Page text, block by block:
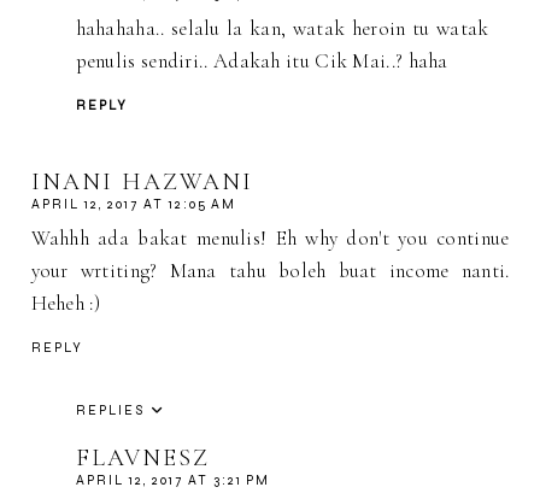
hahahaha.. selalu la kan, watak heroin tu watak
penulis sendiri.. Adakah itu Cik Mai..? haha
REPLY
INANI HAZWANI
APRIL 12, 2017 AT 12:05 AM
Wahhh ada bakat menulis! Eh why don't you continue
your wrtiting? Mana tahu boleh buat income nanti.
Heheh :)
REPLY
REPLIES
FLAVNESZ
APRIL 12, 2017 AT 3:21 PM